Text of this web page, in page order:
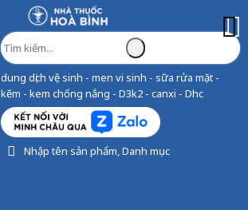
dung dịch vệ sinh - men vi sinh - sữa rửa mặt -
kẽm - kem chống nắng - D3k2 - canxi - Dhc
Nhập tên sản phẩm, Danh mục